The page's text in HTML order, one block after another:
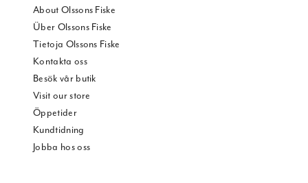
About Olssons Fiske
Über Olssons Fiske
Tietoja Olssons Fiske
Kontakta oss
Besök vår butik
Visit our store
Öppetider
Kundtidning
Jobba hos oss